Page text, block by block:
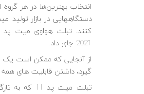
انتخاب بهترین‌ها در هر
2021 جای داد.
از آنجایی که ممکن است یک
گیرد، داشتن قابلیت‎ های همه جانبه می‎تواند مهمترین فاکتور برای انتخاب بهترین تبلت برای هر کاربری باشد.
تبلت میت پد 11 که به تازگی توسط شرکت هواوی معرفی شده را می‎ توان نمونه عالی از تکامل برای یک